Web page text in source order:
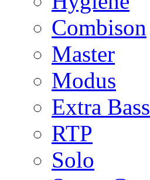
Combison
Master
Modus
Extra Bass
RTP
Solo